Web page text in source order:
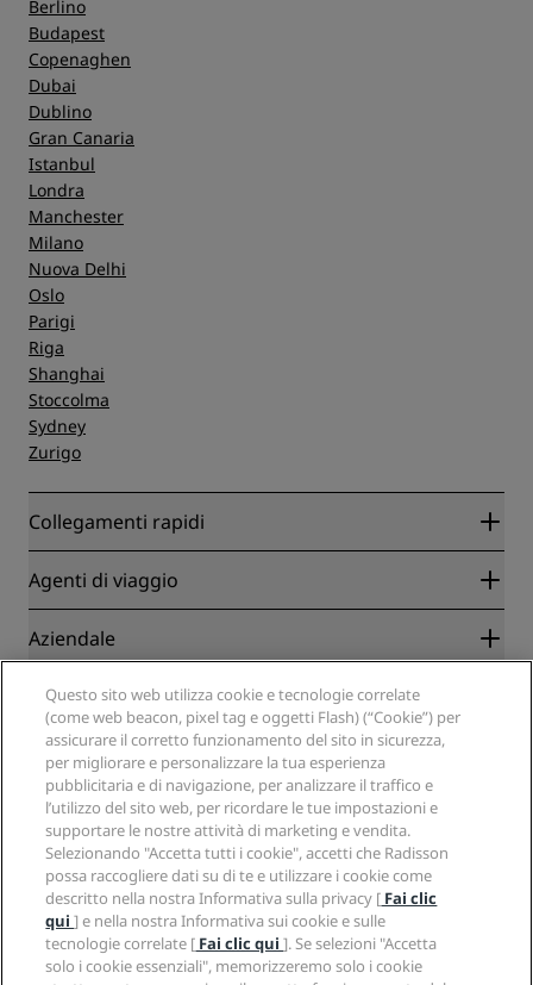
Berlino
Budapest
Copenaghen
Dubai
Dublino
Gran Canaria
Istanbul
Londra
Manchester
Milano
Nuova Delhi
Oslo
Parigi
Riga
Shanghai
Stoccolma
Sydney
Zurigo
Collegamenti rapidi
Radisson Rewards
Blog
APP Radisson Hotels
Hotel Approvati per sport
Hotel per famiglie
Salute e sicurezza
Agenti di viaggio
Partner
Agenti di viaggio
Aziendale
Radisson Hotel Group
Media
Opportunità di lavoro in RHG
Opportunità di lavoro in PPHE
Opportunità di lavoro in EHL
The Club by RHG
Opportunità di sviluppo
Responsible Business
Approvvigionamento
Note legali
Centro sulla privacy
Note legali
Termini e condizioni di Radisson Rewards
Termini e condizioni di utilizzo del sito
Accessibilità digitale
Dichiarazione sulla schiavitù moderna
Aiuto
Avvisi per i consumatori
Contatti
Domande frequenti
Mappa del sito
Social media
Marchi Radisson Hotels
Questo sito web utilizza cookie e tecnologie correlate
(come web beacon, pixel tag e oggetti Flash) (“Cookie”) per
assicurare il corretto funzionamento del sito in sicurezza,
per migliorare e personalizzare la tua esperienza
pubblicitaria e di navigazione, per analizzare il traffico e
l’utilizzo del sito web, per ricordare le tue impostazioni e
supportare le nostre attività di marketing e vendita.
Selezionando "Accetta tutti i cookie", accetti che Radisson
possa raccogliere dati su di te e utilizzare i cookie come
descritto nella nostra Informativa sulla privacy [ Fai clic
qui] e nella nostra Informativa sui cookie e sulle
tecnologie correlate [ Fai clic qui]. Se selezioni "Accetta
solo i cookie essenziali", memorizzeremo solo i cookie